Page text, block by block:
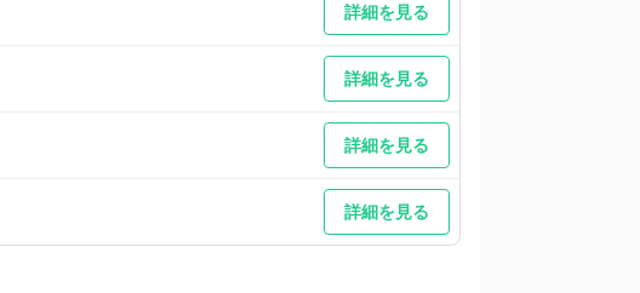
詳細を見る
詳細を見る
詳細を見る
詳細を見る